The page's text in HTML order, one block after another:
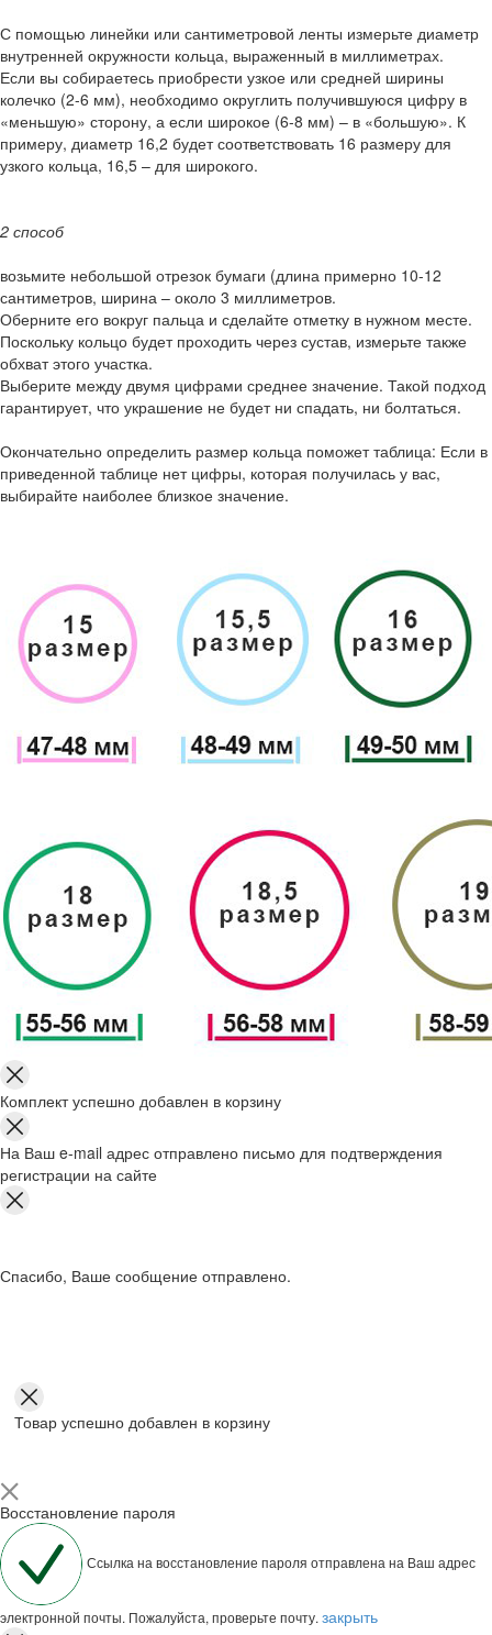
С помощью линейки или сантиметровой ленты измерьте диаметр
внутренней окружности кольца, выраженный в миллиметрах.
Если вы собираетесь приобрести узкое или средней ширины
колечко (2-6 мм), необходимо округлить получившуюся цифру в
«меньшую» сторону, а если широкое (6-8 мм) – в «большую». К
примеру, диаметр 16,2 будет соответствовать 16 размеру для
узкого кольца, 16,5 – для широкого.
2 способ
возьмите небольшой отрезок бумаги (длина примерно 10-12
сантиметров, ширина – около 3 миллиметров.
Оберните его вокруг пальца и сделайте отметку в нужном месте.
Поскольку кольцо будет проходить через сустав, измерьте также
обхват этого участка.
Выберите между двумя цифрами среднее значение. Такой подход
гарантирует, что украшение не будет ни спадать, ни болтаться.
Окончательно определить размер кольца поможет таблица: Если в
приведенной таблице нет цифры, которая получилась у вас,
выбирайте наиболее близкое значение.
Комплект успешно добавлен в корзину
На Ваш e-mail адрес отправлено письмо для подтверждения
регистрации на сайте
Спасибо, Ваше сообщение отправлено.
Товар успешно добавлен в корзину
Восстановление пароля
Ссылка на восстановление пароля отправлена на Ваш адрес
электронной почты. Пожалуйста, проверьте почту. закрыть